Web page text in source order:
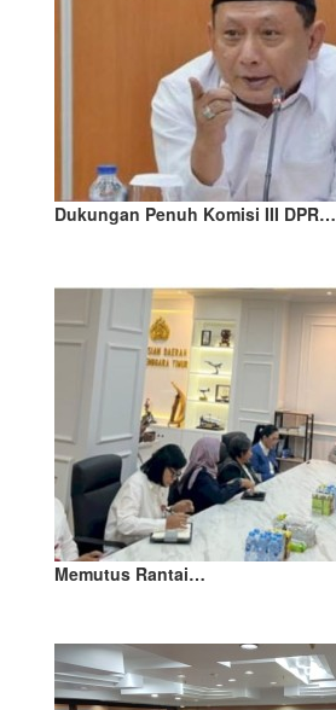
Dukungan Penuh Komisi III DPR…
Memutus Rantai…